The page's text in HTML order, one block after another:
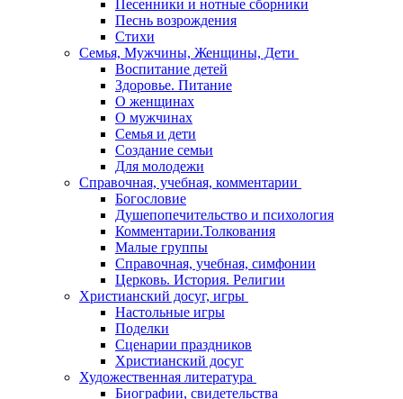
Песенники и нотные сборники
Песнь возрождения
Стихи
Семья, Мужчины, Женщины, Дети
Воспитание детей
Здоровье. Питание
О женщинах
О мужчинах
Семья и дети
Создание семьи
Для молодежи
Справочная, учебная, комментарии
Богословие
Душепопечительство и психология
Комментарии.Толкования
Малые группы
Справочная, учебная, симфонии
Церковь. История. Религии
Христианский досуг, игры
Настольные игры
Поделки
Сценарии праздников
Христианский досуг
Художественная литература
Биографии, свидетельства